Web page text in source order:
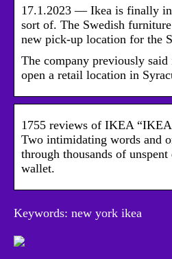
17.1.2023 — Ikea is finally
sort of. The Swedish
new pick-up location for the
The company previously
open a retail location in
1755 reviews of IKEA
Two intimidating words and
through thousands of
wallet.
Keywords: new york ikea